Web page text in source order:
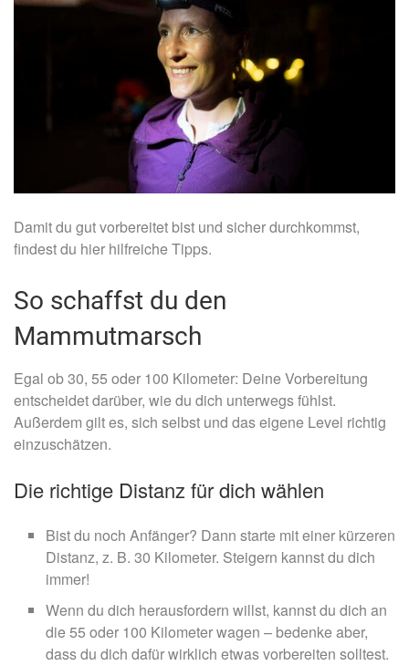
Damit du gut vorbereitet bist und sicher durchkommst,
findest du hier hilfreiche Tipps.
So schaffst du den
Mammutmarsch
Egal ob 30, 55 oder 100 Kilometer: Deine Vorbereitung
entscheidet darüber, wie du dich unterwegs fühlst.
Außerdem gilt es, sich selbst und das eigene Level richtig
einzuschätzen.
Die richtige Distanz für dich wählen
Bist du noch Anfänger? Dann starte mit einer kürzeren
Distanz, z. B. 30 Kilometer. Steigern kannst du dich
immer!
Wenn du dich herausfordern willst, kannst du dich an
die 55 oder 100 Kilometer wagen – bedenke aber,
dass du dich dafür wirklich etwas vorbereiten solltest.